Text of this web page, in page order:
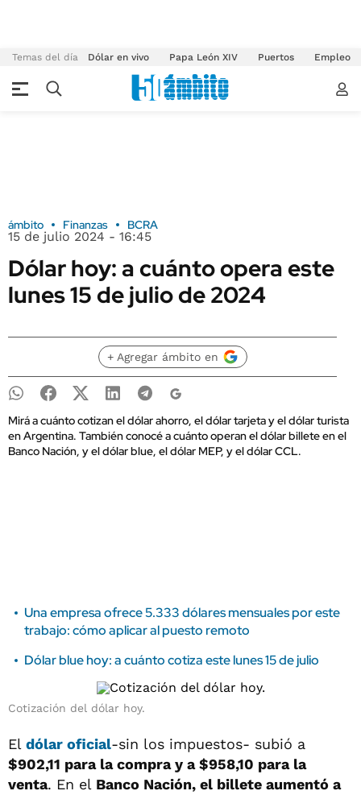
Temas del día Dólar en vivo Papa León XIV Puertos Empleo
ámbito Finanzas BCRA
15 de julio 2024 - 16:45
Dólar hoy: a cuánto opera este
lunes 15 de julio de 2024
+ Agregar ámbito en
Mirá a cuánto cotizan el dólar ahorro, el dólar tarjeta y el dólar turista
en Argentina. También conocé a cuánto operan el dólar billete en el
Banco Nación, y el dólar blue, el dólar MEP, y el dólar CCL.
Una empresa ofrece 5.333 dólares mensuales por este
trabajo: cómo aplicar al puesto remoto
Dólar blue hoy: a cuánto cotiza este lunes 15 de julio
Cotización del dólar hoy.
El dólar oficial-sin los impuestos- subió a
$902,11 para la compra y a $958,10 para la
venta. En el Banco Nación, el billete aumentó a